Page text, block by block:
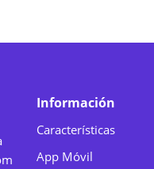
Información
Características
App Móvil